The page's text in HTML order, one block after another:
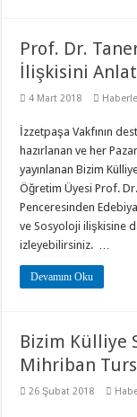
Prof. Dr.
İlişkisini
4 Mart 2018
İzzetpaşa Vakfının
hazırlanan ve her
yayınlanan Bizim
Öğretim Üyesi Prof.
Penceresinden
ve Sosyoloji ilişkisine
izleyebilirsiniz. …
Devamını Oku
Bizim Külliye
Mihriban
26 Şubat 2018